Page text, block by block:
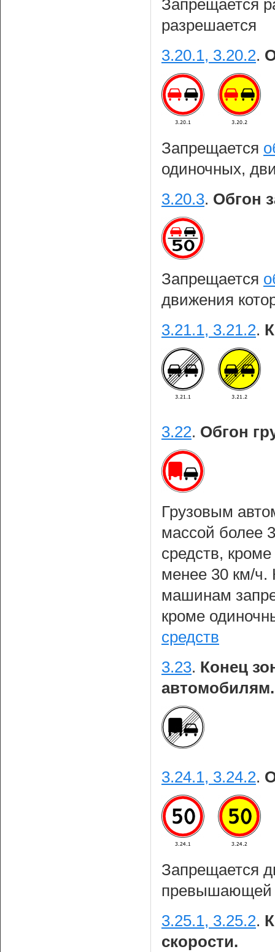
Запрещается
разрешается
3.20.1, 3.20.2.
Запрещается
одиночных,
3.20.3. Обгон
Запрещается
движения
3.21.1, 3.21.2.
3.22. Обгон
Грузовым
массой более
средств,
менее 30 км/ч.
машинам
кроме
средств
3.23. Конец
автомобилям.
3.24.1, 3.24.2.
Запрещается
превышающей
3.25.1, 3.25.2.
скорости.